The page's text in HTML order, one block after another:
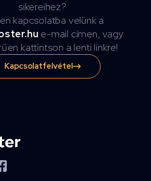
sikereihez?
kapcsolatba velünk a
e-mail címen, vagy
kattintson a lenti linkre!
Kapcsolatfelvétel